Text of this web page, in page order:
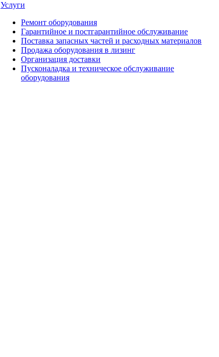
Услуги
Ремонт оборудования
Гарантийное и постгарантийное обслуживание
Поставка запасных частей и расходных материалов
Продажа оборудования в лизинг
Организация доставки
Пусконаладка и техническое обслуживание
оборудования